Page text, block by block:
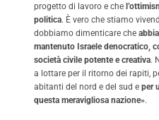
progetto di lavoro e che
politica. È vero che stiamo
dobbiamo dimenticare che
mantenuto Israele denocratico,
società civile potente e creativa.
a lottare per il ritorno dei rapiti,
abitanti del nord e del sud e per
questa meravigliosa nazione».